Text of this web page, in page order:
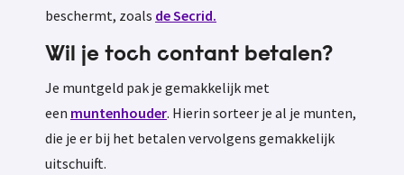
beschermt, zoals de Secrid.
Wil je toch contant betalen?
Je muntgeld pak je gemakkelijk met
een muntenhouder. Hierin sorteer je al je munten,
die je er bij het betalen vervolgens gemakkelijk
uitschuift.